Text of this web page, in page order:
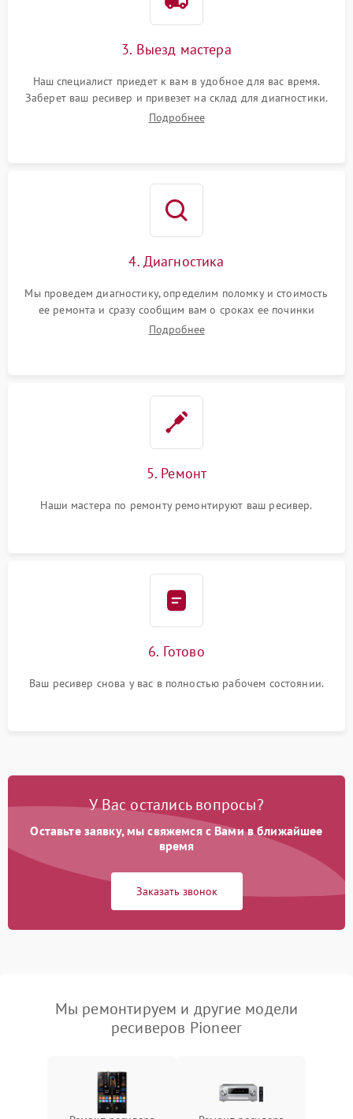
3. Выезд мастера
Наш специалист приедет к вам в удобное для вас время.
Заберет ваш ресивер и привезет на склад для диагностики.
Подробнее
4. Диагностика
Мы проведем диагностику, определим поломку и стоимость
ее ремонта и сразу сообщим вам о сроках ее починки
Подробнее
5. Ремонт
Наши мастера по ремонту ремонтируют ваш ресивер.
6. Готово
Ваш ресивер снова у вас в полностью рабочем состоянии.
У Вас остались вопросы?
Оставьте заявку, мы свяжемся с Вами в ближайшее
время
Заказать звонок
Мы ремонтируем и другие модели
ресиверов Pioneer